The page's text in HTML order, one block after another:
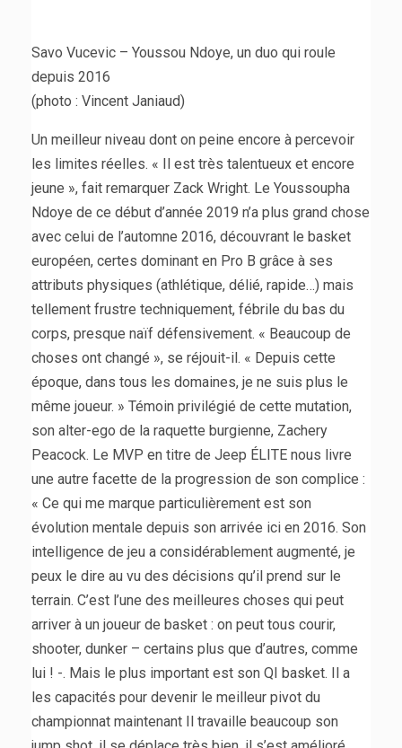
Savo Vucevic – Youssou Ndoye, un duo qui roule
depuis 2016
(photo : Vincent Janiaud)
Un meilleur niveau dont on peine encore à percevoir
les limites réelles. « Il est très talentueux et encore
jeune », fait remarquer Zack Wright. Le Youssoupha
Ndoye de ce début d’année 2019 n’a plus grand chose
avec celui de l’automne 2016, découvrant le basket
européen, certes dominant en Pro B grâce à ses
attributs physiques (athlétique, délié, rapide…) mais
tellement frustre techniquement, fébrile du bas du
corps, presque naïf défensivement. « Beaucoup de
choses ont changé », se réjouit-il. « Depuis cette
époque, dans tous les domaines, je ne suis plus le
même joueur. » Témoin privilégié de cette mutation,
son alter-ego de la raquette burgienne, Zachery
Peacock. Le MVP en titre de Jeep ÉLITE nous livre
une autre facette de la progression de son complice :
« Ce qui me marque particulièrement est son
évolution mentale depuis son arrivée ici en 2016. Son
intelligence de jeu a considérablement augmenté, je
peux le dire au vu des décisions qu’il prend sur le
terrain. C’est l’une des meilleures choses qui peut
arriver à un joueur de basket : on peut tous courir,
shooter, dunker – certains plus que d’autres, comme
lui ! -. Mais le plus important est son QI basket. Il a
les capacités pour devenir le meilleur pivot du
championnat maintenant Il travaille beaucoup son